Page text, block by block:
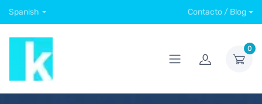
Spanish Contacto / Blog
0